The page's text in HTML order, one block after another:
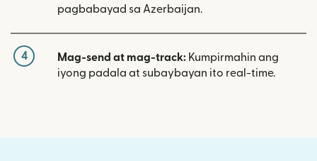
pagbabayad sa Azerbaijan.
4 Mag-send at mag-track: Kumpirmahin ang
iyong padala at subaybayan ito real-time.